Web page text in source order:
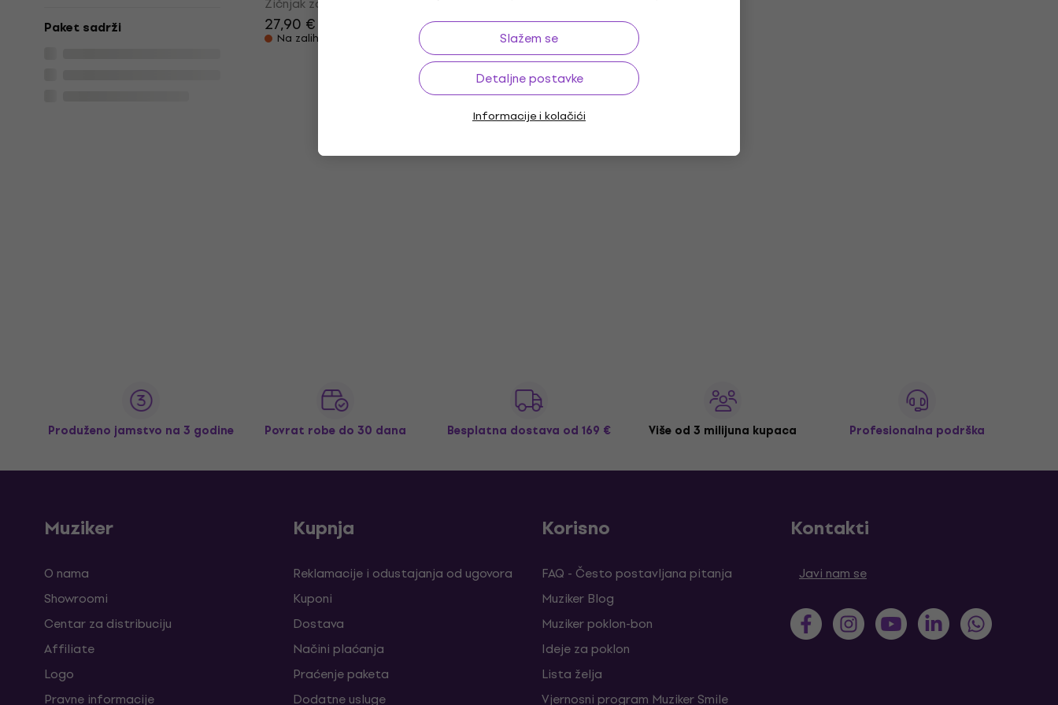
Slažem se
Detaljne postavke
Informacije i kolačići
Paket sadrži 27,90 €
Na zalihi kod dobavljača
22,40 €
Nije na skladištu
Produženo jamstvo na 3 godine Povrat robe do 30 dana Besplatna dostava od 169 € Više od 3 milijuna kupaca Profesionalna podrška
Muziker
O nama
Showroomi
Centar za distribuciju
Affiliate
Logo
Pravne informacije
Kupnja
Reklamacije i odustajanja od ugovora
Kuponi
Dostava
Načini plaćanja
Praćenje paketa
Dodatne usluge
Korisno
FAQ - Često postavljana pitanja
Muziker Blog
Muziker poklon-bon
Ideje za poklon
Lista želja
Vjernosni program Muziker Smile
Kontakti
Javi nam se